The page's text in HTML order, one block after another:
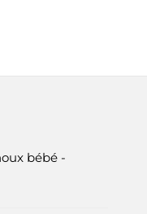
bébé -